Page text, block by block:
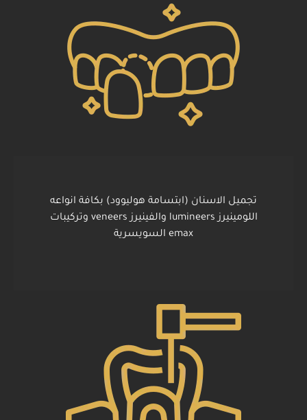
تجميل الاسنان (ابتسامة هوليوود) بكافة انواعه
اللومينيرز lumineers والفينيرز veneers وتركيبات
emax السويسرية